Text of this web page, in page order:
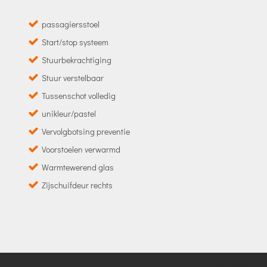
passagiersstoel
Start/stop systeem
Stuurbekrachtiging
Stuur verstelbaar
Tussenschot volledig
unikleur/pastel
Vervolgbotsing preventie
Voorstoelen verwarmd
Warmtewerend glas
Zijschuifdeur rechts